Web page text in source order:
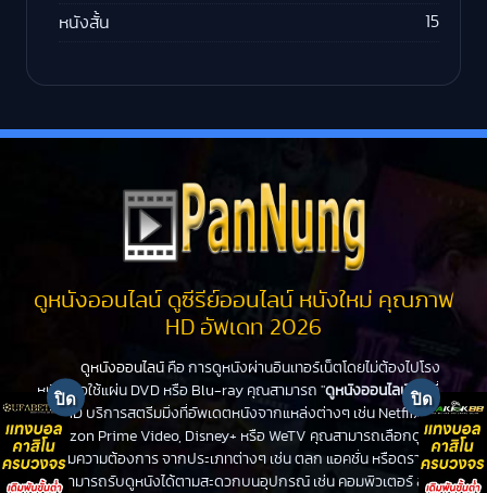
หนังสั้น 15
ดูหนังออนไลน์ ดูซีรีย์ออนไลน์ หนังใหม่ คุณภาพ
HD อัพเดท 2026
ดูหนังออนไลน์ คือ การดูหนังผ่านอินเทอร์เน็ตโดยไม่ต้องไปโรง
หนังหรือใช้แผ่น DVD หรือ Blu-ray คุณสามารถ "ดูหนังออนไลน์ " ได้ที่
PanHD บริการสตรีมมิ่งที่อัพเดตหนังจากแหล่งต่างๆ เช่น Netflix,
Amazon Prime Video, Disney+ หรือ WeTV คุณสามารถเลือกดูหนัง
ได้ตามความต้องการ จากประเภทต่างๆ เช่น ตลก แอคชั่น หรือดราม่า
คุณสามารถรับดูหนังได้ตามสะดวกบนอุปกรณ์ เช่น คอมพิวเตอร์ สมา